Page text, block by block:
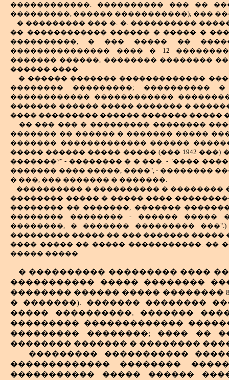
������������. ���������� ��� ��
���������, ������ �����������); ���
� ��������� ��� �. �. ����������
�� ������������ ������ � ����� �
����������, � ��� ����� ��
��������������� ���� � 12
������� ������, �������� ��������
������ ����.
� ������ ������� �������������
�������� ���������; ����������
������������ ������������
������� ������ ����� ������� �
���� ��������� ������ ������� �����
�� ��� ��� � ��������� ��������
������� �� ������ � ������� �����
������� ������������� ������
����� ������ ����� ����� (��� 1942
�������?" - �������� � � ���. - "����
������� ���� �����, ����", - ��������
� ���, ��� ������� � �������.
���������� � ���������� � ��������
�������� ����� � ����� ����
�������� �� �������, �������
�������� �������� - ������ �����
��������, � ������� ���������
��������� ����� �� ��� �������
���� ����� �� ����� �����������. ��
����� �����
� ���������� ��������� ����
����������� ����� ��������
�������� ������ ����� ��������
� �������). ������� ��������
����� ����������. �������
��������� �������������
��������� ��������; ���� ��
�������� ������� � ��������
��������� �����������
������������� ��������
����������� ����� ������